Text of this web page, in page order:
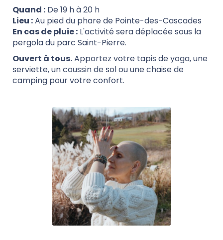
Quand : De 19 h à 20 h
Lieu :Au pied du phare de Pointe-des-Cascades
En cas de pluie : L'activité sera déplacée sous la
pergola du parc Saint-Pierre.
Ouvert à tous.Apportez votre tapis de yoga, une
serviette, un coussin de sol ou une chaise de
camping pour votre confort.